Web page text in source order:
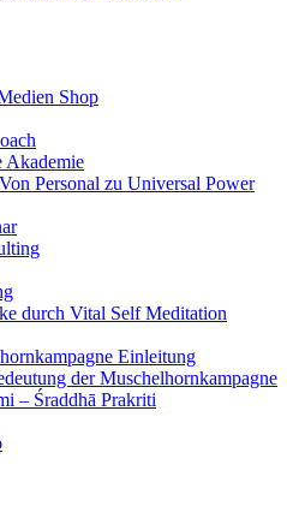
Shop
Akademie
Von Personal zu Universal Power
durch Vital Self Meditation
Einleitung
der Muschelhornkampagne
– Śraddhā Prakriti